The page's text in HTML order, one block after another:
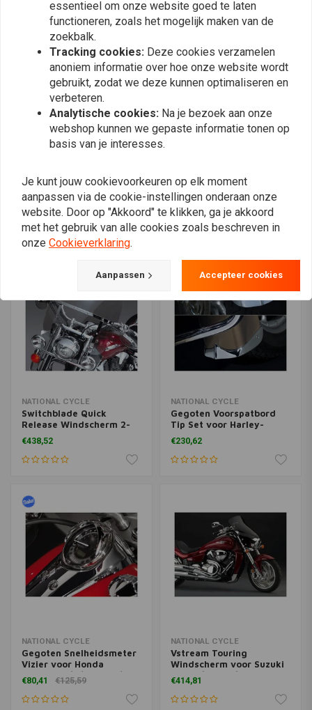
Deflectors Medium voor
Honda
GL1800/GL1800F6B | Tint
€141,24
voor Alle FLTR Road
Glide-Modellen (NU) ('98-
'13) | (Kies de Maat)
€196,42
NATIONAL CYCLE
Switchblade Quick
Release Windscherm 2-
Up voor Honda GL1500C
Valkyrie ('97-'03) | Helder
€438,52
NATIONAL CYCLE
Gegoten Voorspatbord
Tip Set voor Harley-
Davidson FLHX Street
Glide/FLTR/FLTRU/FLTRX
Road Glide/FLHRS Road
€230,62
NATIONAL CYCLE
Gegoten Snelheidsmeter
Vizier voor Honda
VT750C2A/B/VT750C/VT750C2
| Chroom
€80,41 €125,59
NATIONAL CYCLE
Vstream Touring
Windscherm voor Suzuki
M109R/M109R/M1800R |
Kies kleur
€414,81
essentieel om onze website goed te laten
functioneren, zoals het mogelijk maken van de
zoekbalk.
Tracking cookies: Deze cookies verzamelen
anoniem informatie over hoe onze website wordt
gebruikt, zodat we deze kunnen optimaliseren en
verbeteren.
Analytische cookies: Na je bezoek aan onze
webshop kunnen we gepaste informatie tonen op
basis van je interesses.
Je kunt jouw cookievoorkeuren op elk moment
aanpassen via de cookie-instellingen onderaan onze
website. Door op "Akkoord" te klikken, ga je akkoord
met het gebruik van alle cookies zoals beschreven in
onze Cookieverklaring.
Aanpassen Accepteer cookies